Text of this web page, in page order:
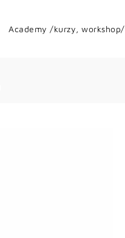
Academy /kurzy, workshop/